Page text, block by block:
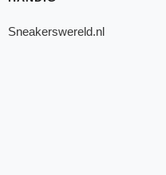
Sneakerswereld.nl